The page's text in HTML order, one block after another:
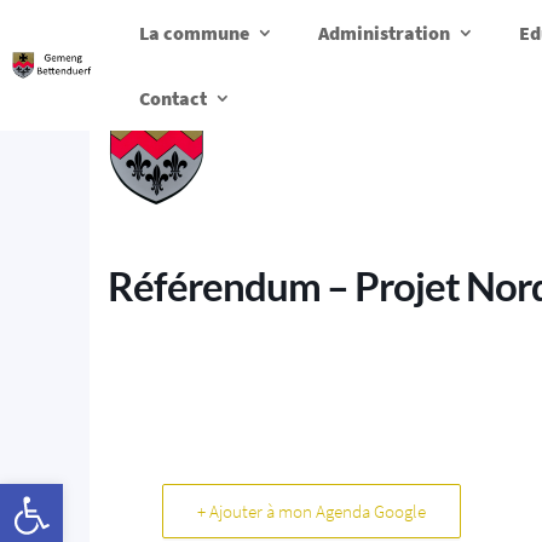
La commune Administration
Contact
Référendum – Projet
+ Ajouter à mon Agenda Google
Ouvrir la barre d’outils